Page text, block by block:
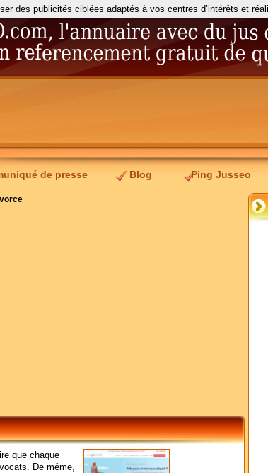
de presse Blog Ping Jusseo
que chaque
De même,
des publicités ciblées adaptés à vos centres d’intérêts et